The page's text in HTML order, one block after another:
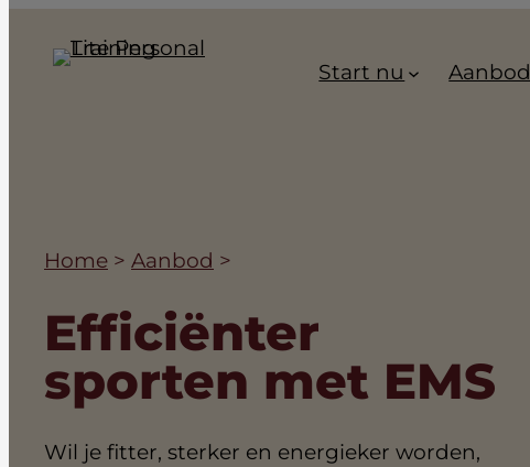
naar
Start nu
Aanbod
Home > Aanbod >
Efficiënter
sporten met EMS
Wil je fitter, sterker en energieker worden,